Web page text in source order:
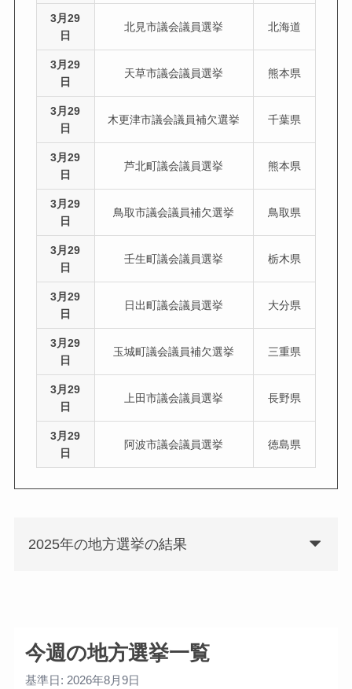
3月29
日
北見市議会議員選挙 北海道
3月29
日
天草市議会議員選挙 熊本県
3月29
日
木更津市議会議員補欠選挙 千葉県
3月29
日
芦北町議会議員選挙 熊本県
3月29
日
鳥取市議会議員補欠選挙 鳥取県
3月29
日
壬生町議会議員選挙 栃木県
3月29
日
日出町議会議員選挙 大分県
3月29
日
玉城町議会議員補欠選挙 三重県
3月29
日
上田市議会議員選挙 長野県
3月29
日
阿波市議会議員選挙 徳島県
2025年の地方選挙の結果
今週の地方選挙一覧
基準日: 2026年8月9日